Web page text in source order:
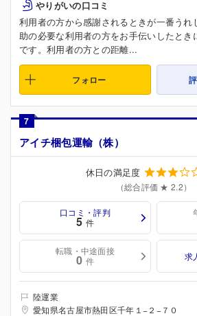
やりがいの口コミ
利用者の方から感謝されるときが一番うれ
助の必要な利用者の方をお手伝いしたとき
です。利用者の方との距離...
フォロー
7
アイチ梱包運輸（株）
休日の満足度
（総合評価 ★ 2.2）
口コミ・評判
5 件
転職・中途面接
0 件 求
陸運業
愛知県名古屋市熱田区千年１−２−７０